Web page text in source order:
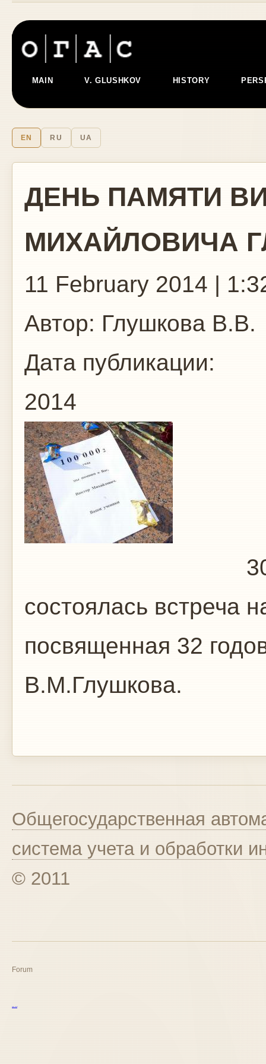
MAIN V. GLUSHKOV HISTORY
EN RU UA
ДЕНЬ ПАМЯТИ
МИХАЙЛОВИЧА
11 February 2014 |
Автор: Глушкова В.В.
Дата публикации:
2014
30 января
состоялась встреча
посвященная 32
В.М.Глушкова.
Общегосударственная
система учета и обработки
© 2011
Forum
курс excel